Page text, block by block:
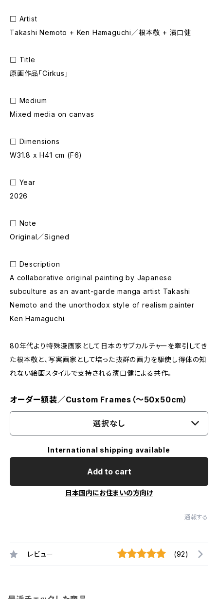
□ Artist
Takashi Nemoto + Ken Hamaguchi／根本敬 + 濱口健
□ Title
原画作品「Cirkus」
□ Medium
Mixed media on canvas
□ Dimensions
W31.8 x H41 cm (F6)
□ Year
2026
□ Note
Original／Signed
□ Description
A collaborative original painting by Japanese
subculture as an avant-garde manga artist Takashi
Nemoto and the unorthodox style of realism painter
Ken Hamaguchi.
80年代より特殊漫画家として日本のサブカルチャーを牽引してき
た根本敬と、写実画家として培った抜群の画力を駆使し得体の知
れない絵画スタイルで支持される濱口健による共作。
オーダー額装／Custom Frames（〜50x50cm）
選択なし
International shipping available
Add to cart
日本国内にお住まいの方向け
通報する
レビュー (92)